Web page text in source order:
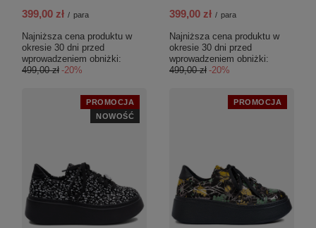
399,00 zł / para
Najniższa cena produktu w
okresie 30 dni przed
wprowadzeniem obniżki:
499,00 zł -20%
399,00 zł / para
Najniższa cena produktu w
okresie 30 dni przed
wprowadzeniem obniżki:
499,00 zł -20%
PROMOCJA
NOWOŚĆ
PROMOCJA